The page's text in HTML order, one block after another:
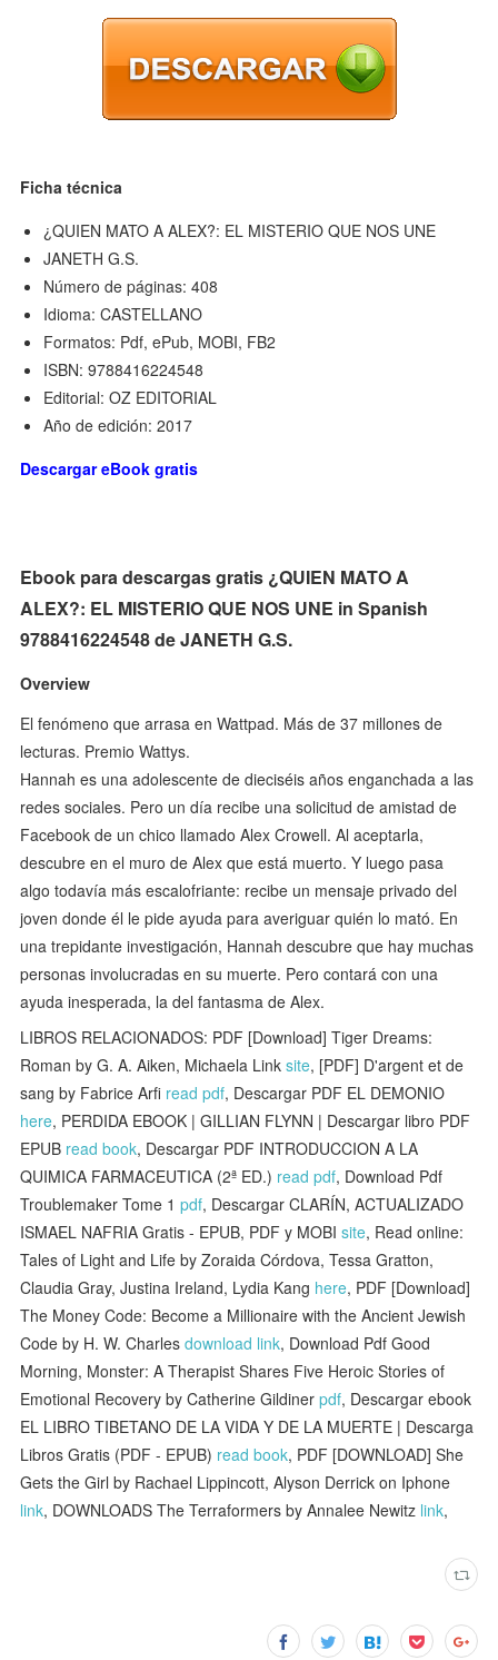
Ficha técnica
¿QUIEN MATO A ALEX?: EL MISTERIO QUE NOS UNE
JANETH G.S.
Número de páginas: 408
Idioma: CASTELLANO
Formatos: Pdf, ePub, MOBI, FB2
ISBN: 9788416224548
Editorial: OZ EDITORIAL
Año de edición: 2017
Descargar eBook gratis
Ebook para descargas gratis ¿QUIEN MATO A
ALEX?: EL MISTERIO QUE NOS UNE in Spanish
9788416224548 de JANETH G.S.
Overview
El fenómeno que arrasa en Wattpad. Más de 37 millones de
lecturas. Premio Wattys.
Hannah es una adolescente de dieciséis años enganchada a las
redes sociales. Pero un día recibe una solicitud de amistad de
Facebook de un chico llamado Alex Crowell. Al aceptarla,
descubre en el muro de Alex que está muerto. Y luego pasa
algo todavía más escalofriante: recibe un mensaje privado del
joven donde él le pide ayuda para averiguar quién lo mató. En
una trepidante investigación, Hannah descubre que hay muchas
personas involucradas en su muerte. Pero contará con una
ayuda inesperada, la del fantasma de Alex.
LIBROS RELACIONADOS: PDF [Download] Tiger Dreams:
Roman by G. A. Aiken, Michaela Linksite, [PDF] D'argent et de
sang by Fabrice Arfi read pdf, Descargar PDF EL DEMONIO
here, PERDIDA EBOOK | GILLIAN FLYNN | Descargar libro PDF
EPUB read book, Descargar PDF INTRODUCCION A LA
QUIMICA FARMACEUTICA (2ª ED.) read pdf, Download Pdf
Troublemaker Tome 1pdf, Descargar CLARÍN, ACTUALIZADO
ISMAEL NAFRIA Gratis - EPUB, PDF y MOBIsite, Read online:
Tales of Light and Life by Zoraida Córdova, Tessa Gratton,
Claudia Gray, Justina Ireland, Lydia Kang here, PDF [Download]
The Money Code: Become a Millionaire with the Ancient Jewish
Code by H. W. Charlesdownload link, Download Pdf Good
Morning, Monster: A Therapist Shares Five Heroic Stories of
Emotional Recovery by Catherine Gildinerpdf, Descargar ebook
EL LIBRO TIBETANO DE LA VIDA Y DE LA MUERTE | Descarga
Libros Gratis (PDF - EPUB) read book, PDF [DOWNLOAD] She
Gets the Girl by Rachael Lippincott, Alyson Derrick on Iphone
link, DOWNLOADS The Terraformers by Annalee Newitz link,